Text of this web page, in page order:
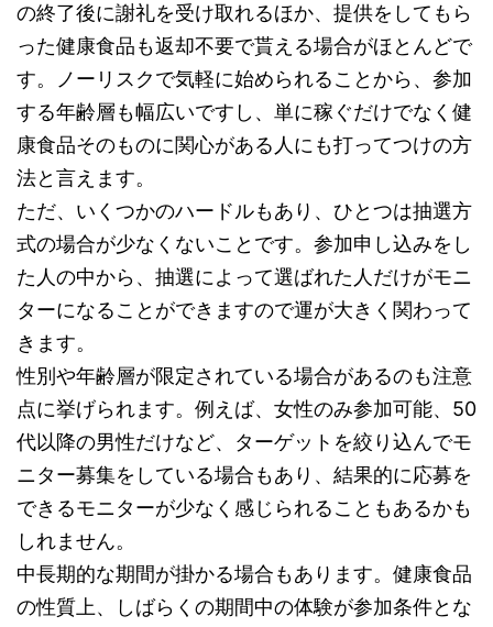
の終了後に謝礼を受け取れるほか、提供をしてもら
った健康食品も返却不要で貰える場合がほとんどで
す。ノーリスクで気軽に始められることから、参加
する年齢層も幅広いですし、単に稼ぐだけでなく健
康食品そのものに関心がある人にも打ってつけの方
法と言えます。
ただ、いくつかのハードルもあり、ひとつは抽選方
式の場合が少なくないことです。参加申し込みをし
た人の中から、抽選によって選ばれた人だけがモニ
ターになることができますので運が大きく関わって
きます。
性別や年齢層が限定されている場合があるのも注意
点に挙げられます。例えば、女性のみ参加可能、50
代以降の男性だけなど、ターゲットを絞り込んでモ
ニター募集をしている場合もあり、結果的に応募を
できるモニターが少なく感じられることもあるかも
しれません。
中長期的な期間が掛かる場合もあります。健康食品
の性質上、しばらくの期間中の体験が参加条件とな